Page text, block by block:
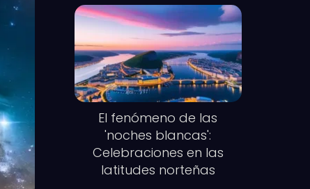
El fenómeno de las
'noches blancas':
Celebraciones en las
latitudes norteñas